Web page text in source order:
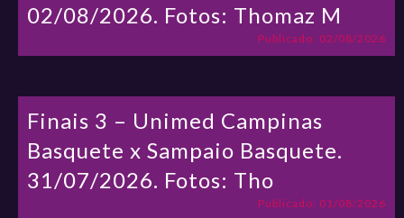
02/08/2026. Fotos: Thomaz M
Publicado: 02/08/2026
Finais 3 – Unimed Campinas
Basquete x Sampaio Basquete.
31/07/2026. Fotos: Tho
Publicado: 01/08/2026